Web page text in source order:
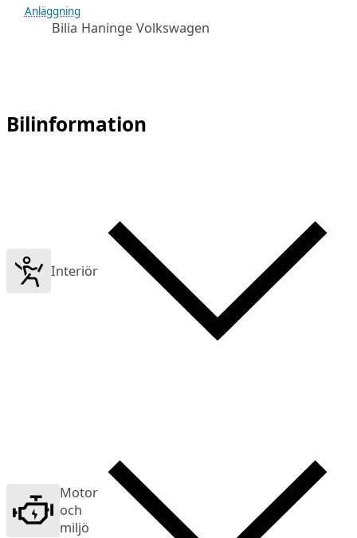
Anläggning
Bilia Haninge Volkswagen
Bilinformation
Interiör
Motor
och
miljö